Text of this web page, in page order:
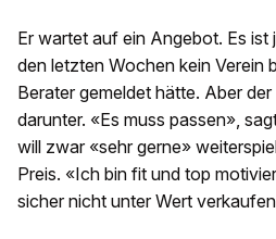
Er wartet auf ein Angebot. Es ist
den letzten Wochen kein Verein
Berater gemeldet hätte. Aber
darunter. «Es muss passen»,
will zwar «sehr gerne»
Preis. «Ich bin fit und top
sicher nicht unter Wert